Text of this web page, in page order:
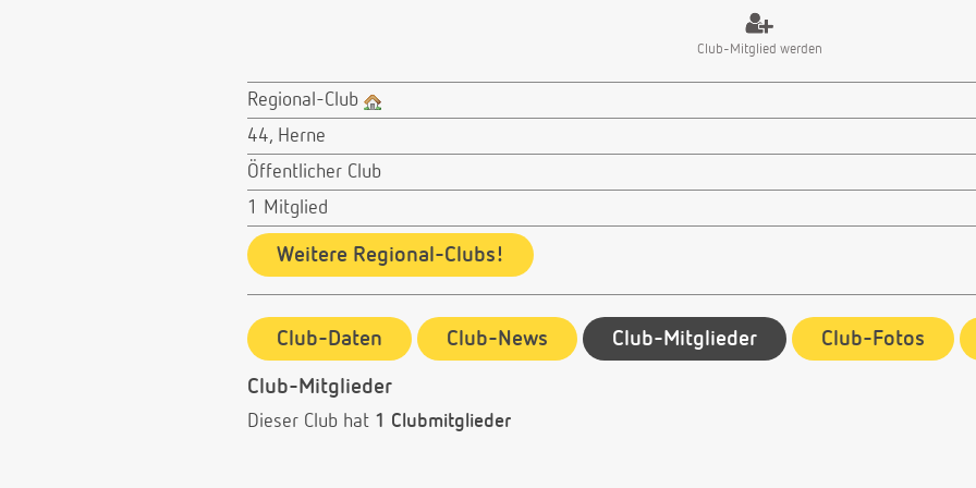
Club-Mitglied werden
Regional-Club
44, Herne
Öffentlicher Club
1 Mitglied
Weitere Regional-Clubs!
Club-Daten Club-News Club-Mitglieder Club-Fotos
Club-Mitglieder
Dieser Club hat 1 Clubmitglieder